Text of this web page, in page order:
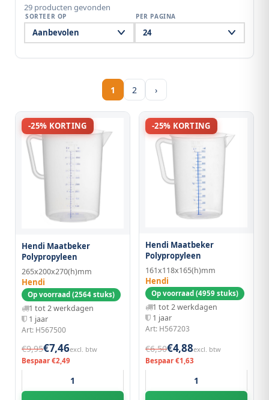
29 producten gevonden
SORTEER OP PER PAGINA
1 2 ›
-25% KORTING
Hendi Maatbeker
Polypropyleen
265x200x270(h)mm
Hendi
Op voorraad (2564 stuks)
1 tot 2 werkdagen
1 jaar
Art: H567500
€9,95€7,46excl. btw
Bespaar €2,49
-25% KORTING
Hendi Maatbeker
Polypropyleen
161x118x165(h)mm
Hendi
Op voorraad (4959 stuks)
1 tot 2 werkdagen
1 jaar
Art: H567203
€6,50€4,88excl. btw
Bespaar €1,63